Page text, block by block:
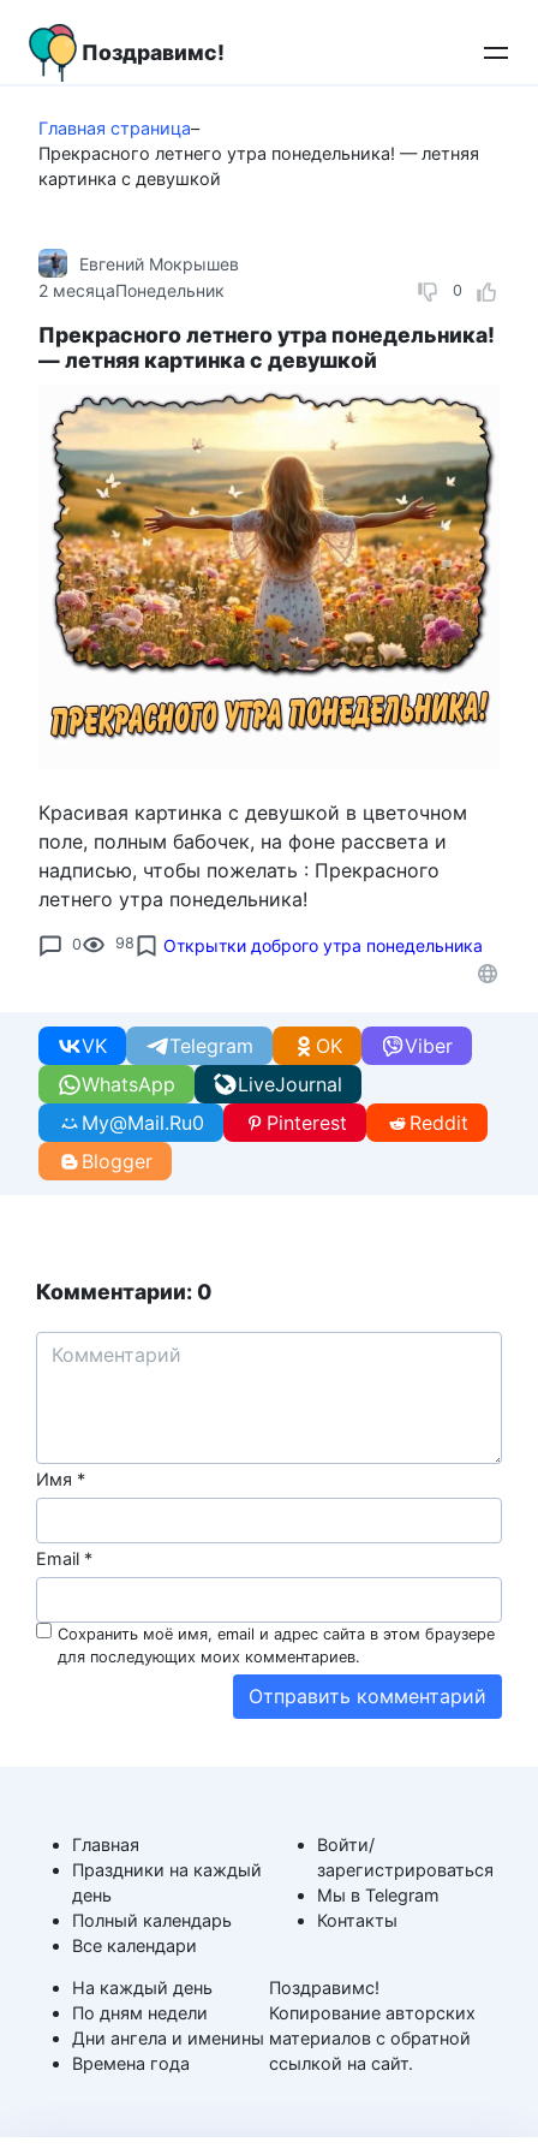
контенту
Поздравимс!
Главная страница–
Прекрасного летнего утра понедельника! — летняя
картинка с девушкой
0
Евгений Мокрышев
2 месяцаПонедельник
Прекрасного летнего утра понедельника!
— летняя картинка с девушкой
Красивая картинка с девушкой в цветочном
поле, полным бабочек, на фоне рассвета и
надписью, чтобы пожелать : Прекрасного
летнего утра понедельника!
0 98 Открытки доброго утра понедельника
WhatsApp
VK Telegram Viber
OK
LiveJournal
My@Mail.Ru0 Pinterest
Reddit
Blogger
Комментарии: 0
Имя *
Email *
Сохранить моё имя, email и адрес сайта в этом браузере
для последующих моих комментариев.
Главная
Праздники на каждый
день
Полный календарь
Все календари
На каждый день
По дням недели
Дни ангела и именины
Времена года
Войти/
зарегистрироваться
Мы в Telegram
Контакты
Поздравимс!
Копирование авторских
материалов с обратной
ссылкой на сайт.